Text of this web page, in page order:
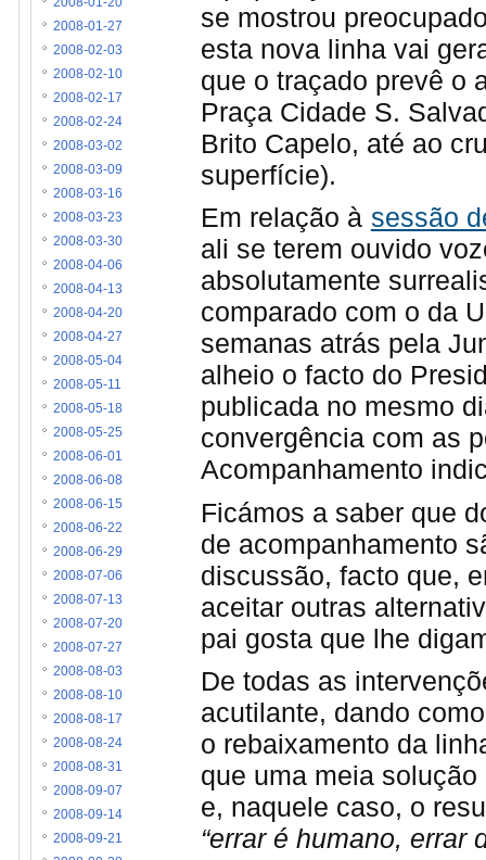
se mostrou
esta nova linha vai
que o traçado prevê o
Praça Cidade S.
Brito Capelo, até ao
superfície).
Em relação à sessão
ali se terem ouvido
absolutamente
comparado com o da
semanas atrás pela
alheio o facto do
publicada no mesmo
convergência com as
Acompanhamento
Ficámos a saber que
de acompanhamento
discussão, facto que,
aceitar outras
pai gosta que lhe
De todas as
acutilante, dando
o rebaixamento da
que uma meia
e, naquele caso, o
“errar é humano, errar
2008-01-20
2008-01-27
2008-02-03
2008-02-10
2008-02-17
2008-02-24
2008-03-02
2008-03-09
2008-03-16
2008-03-23
2008-03-30
2008-04-06
2008-04-13
2008-04-20
2008-04-27
2008-05-04
2008-05-11
2008-05-18
2008-05-25
2008-06-01
2008-06-08
2008-06-15
2008-06-22
2008-06-29
2008-07-06
2008-07-13
2008-07-20
2008-07-27
2008-08-03
2008-08-10
2008-08-17
2008-08-24
2008-08-31
2008-09-07
2008-09-14
2008-09-21